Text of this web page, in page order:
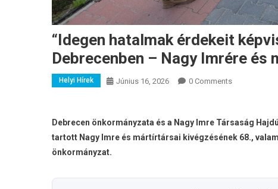
“Idegen hatalmak érdekeit
Debrecenben – Nagy Imrére
Helyi Hírek Június 16, 2026 0 Comments
Debrecen önkormányzata és a Nagy Imre Társaság
tartott Nagy Imre és mártírtársai kivégzésének 68.,
önkormányzat.